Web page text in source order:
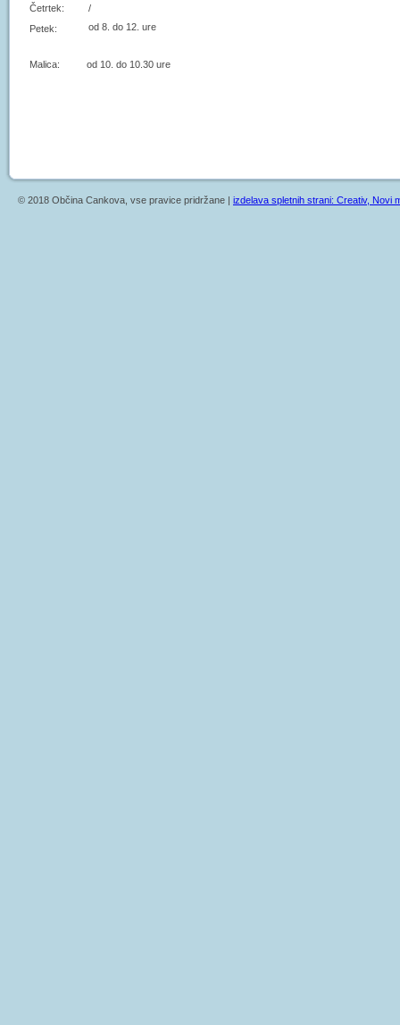
Četrtek:
/
Petek:
od 8. do 12. ure
Malica: od 10. do 10.30 ure
© 2018 Občina Cankova, vse pravice pridržane | izdelava spletnih strani: Creativ, Novi